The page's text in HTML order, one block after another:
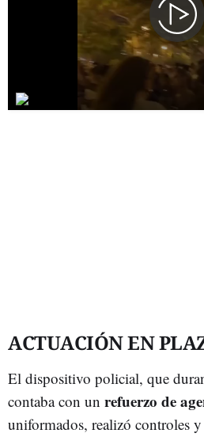
ACTUACIÓN EN
El dispositivo policial, que
contaba con un refuerzo de
uniformados, realizó controles y